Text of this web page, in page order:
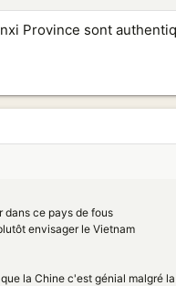
Province sont
ce pays de fous
envisager le Vietnam
la Chine c'est génial malgré